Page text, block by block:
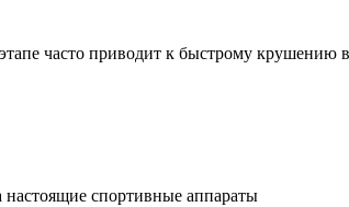
часто приводит к быстрому крушению
спортивные аппараты